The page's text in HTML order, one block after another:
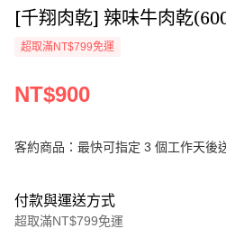
[千翔肉乾] 辣味牛肉乾
超取滿NT$799免運
NT$900
客約商品：最快可指定 3 個工作天後
付款與運送方式
超取滿NT$799免運